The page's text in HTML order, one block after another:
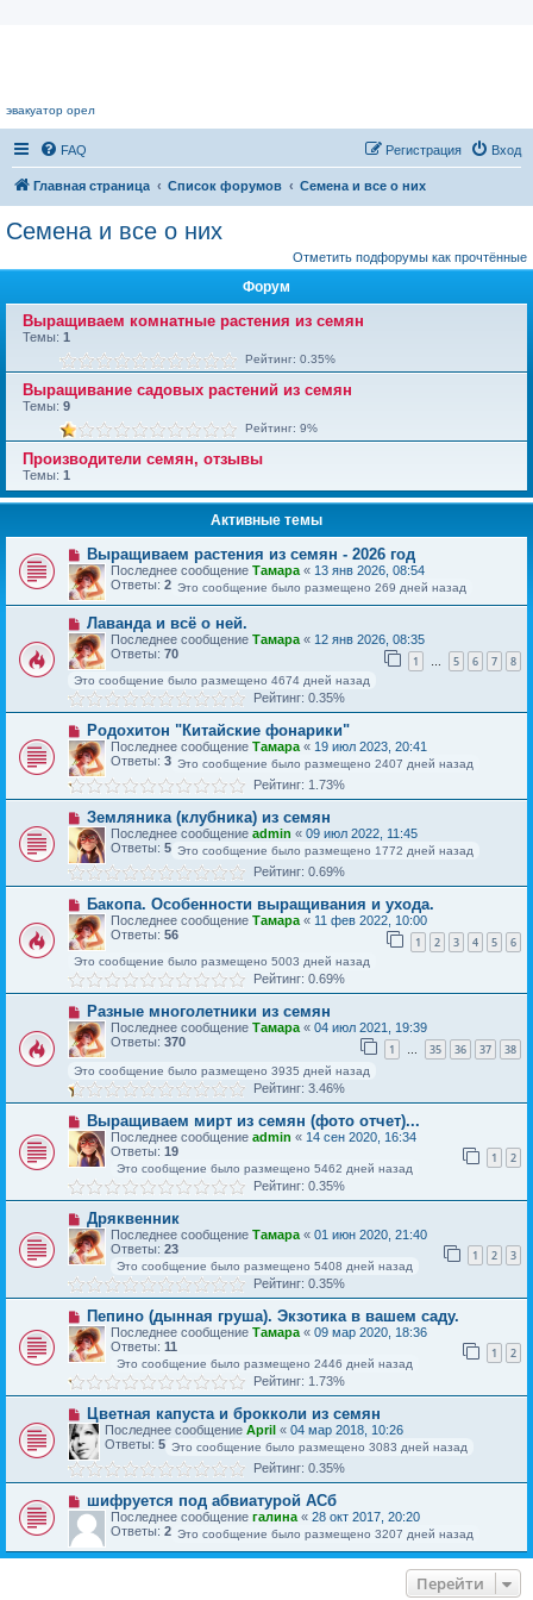
эвакуатор орел
FAQ Вход
Регистрация
Главная страница Список форумов Семена и все о них
Семена и все о них
Отметить подфорумы как прочтённые
Форум
Выращиваем комнатные растения из семян
Темы: 1
Рейтинг: 0.35%
Выращивание садовых растений из семян
Темы: 9
Рейтинг: 9%
Производители семян, отзывы
Темы: 1
Активные темы
Выращиваем растения из семян - 2026 год
Последнее сообщение Тамара « 13 янв 2026, 08:54
Ответы: 2 Это сообщение было размещено 269 дней назад
Лаванда и всё о ней.
Последнее сообщение Тамара « 12 янв 2026, 08:35
Ответы: 70 1 … 5 6 7 8
Это сообщение было размещено 4674 дней назад
Рейтинг: 0.35%
Родохитон "Китайские фонарики"
Последнее сообщение Тамара « 19 июл 2023, 20:41
Ответы: 3 Это сообщение было размещено 2407 дней назад
Рейтинг: 1.73%
Земляника (клубника) из семян
Последнее сообщение admin « 09 июл 2022, 11:45
Ответы: 5 Это сообщение было размещено 1772 дней назад
Рейтинг: 0.69%
Бакопа. Особенности выращивания и ухода.
Последнее сообщение Тамара « 11 фев 2022, 10:00
Ответы: 56 1 2 3 4 5 6
Это сообщение было размещено 5003 дней назад
Рейтинг: 0.69%
Разные многолетники из семян
Последнее сообщение Тамара « 04 июл 2021, 19:39
Ответы: 370 1 … 35 36 37 38
Это сообщение было размещено 3935 дней назад
Рейтинг: 3.46%
Выращиваем мирт из семян (фото отчет)...
Последнее сообщение admin « 14 сен 2020, 16:34
Ответы: 19 1 2
Это сообщение было размещено 5462 дней назад
Рейтинг: 0.35%
Дряквенник
Последнее сообщение Тамара « 01 июн 2020, 21:40
Ответы: 23 1 2 3
Это сообщение было размещено 5408 дней назад
Рейтинг: 0.35%
Пепино (дынная груша). Экзотика в вашем саду.
Последнее сообщение Тамара « 09 мар 2020, 18:36
Ответы: 11 1 2
Это сообщение было размещено 2446 дней назад
Рейтинг: 1.73%
Цветная капуста и брокколи из семян
Последнее сообщение April « 04 мар 2018, 10:26
Ответы: 5 Это сообщение было размещено 3083 дней назад
Рейтинг: 0.35%
шифруется под абвиатурой АСб
Последнее сообщение галина « 28 окт 2017, 20:20
Ответы: 2 Это сообщение было размещено 3207 дней назад
Перейти